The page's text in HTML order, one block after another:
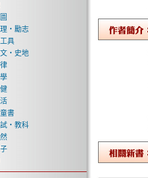
‧勵志
具
‧史地
書
‧教科